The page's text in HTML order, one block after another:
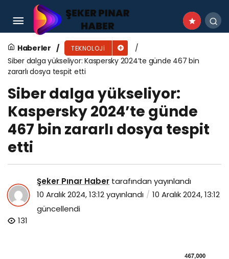
Haberler TEKNOLOJI
Siber dalga yükseliyor: Kaspersky 2024’te günde 467 bin
zararlı dosya tespit etti
Siber dalga yükseliyor:
Kaspersky 2024’te günde
467 bin zararlı dosya tespit
etti
Şeker Pınar Haber tarafından yayınlandı
10 Aralık 2024, 13:12yayınlandı
10 Aralık 2024, 13:12
güncellendi
131
Dijital dönüşüm, yeşil yapay zekayı ortaya
çıkardı